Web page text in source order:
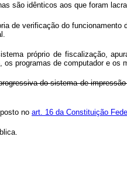
são idênticos aos que foram
de verificação do
próprio de fiscalização,
programas de computador e
do sistema de
no art. 16 da Constituição